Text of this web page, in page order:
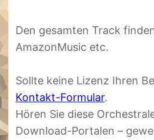
Den gesamten Track
AmazonMusic etc.
Sollte keine Lizenz Ihren
Kontakt-Formular.
Hören Sie diese
Download-Portalen –